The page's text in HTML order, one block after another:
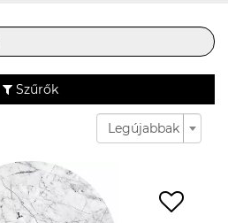
Szűrők
Legújabbak